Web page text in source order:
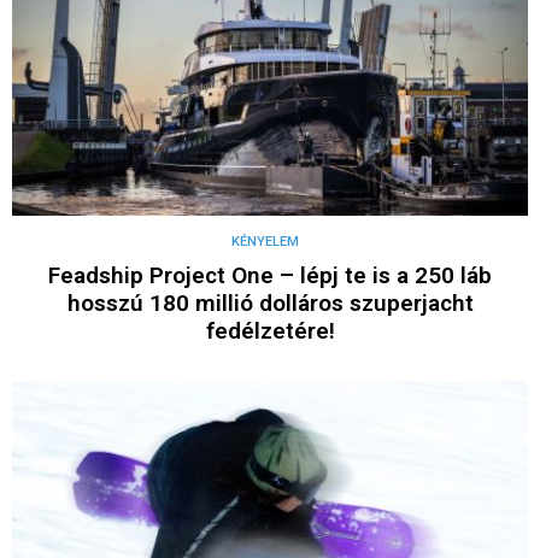
KÉNYELEM
Feadship Project One – lépj te is a 250 láb
hosszú 180 millió dolláros szuperjacht
fedélzetére!